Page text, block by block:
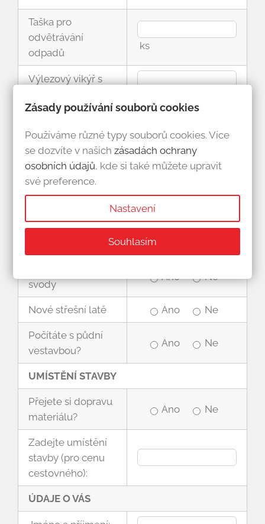
Taška pro
odvětrávání
odpadů
ks
Výlezový vikýř s
Použít
protisněhové háky
Ano
Montáž střechy
(ano - 15%; ne - 21%
DPH)
Hydroizolační fólie
svody
Ano Ne
Nové střešní latě Ano Ne
Počítáte s půdní
vestavbou?
Ano Ne
UMÍSTĚNÍ STAVBY
Přejete si dopravu
materiálu?
Ano Ne
Zadejte umístění
stavby (pro cenu
cestovného):
ÚDAJE O VÁS
Zásady používání souborů cookies
Používáme různé typy souborů cookies. Více
se dozvíte v našichzásadách ochrany
osobních údajů, kde si také můžete upravit
své preference.
Nastavení
Souhlasím